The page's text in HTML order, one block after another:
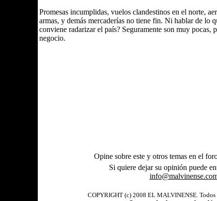
Promesas incumplidas, vuelos clandestinos en el norte,
armas, y demás mercaderías no tiene fin. Ni hablar de lo
conviene radarizar el país? Seguramente son muy pocas,
negocio.
Opine sobre este y otros temas en el
Si quiere dejar su opinión puede
COPYRIGHT (c) 2008 EL MALVINENSE.